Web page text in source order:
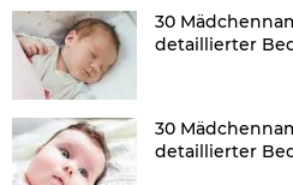
30
detaillierter
30
detaillierter